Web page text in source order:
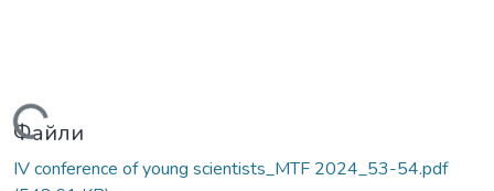
Вантажиться...
Файли
ІV conference of young scientists_MTF 2024_53-54.pdf